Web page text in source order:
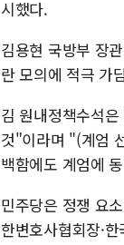
시했다.
김용현 국방부 장
란 모의에 적극 가
김 원내정책수석
것"이라며 "(계엄
백함에도 계엄에
민주당은 정쟁 요
한변호사협회장·